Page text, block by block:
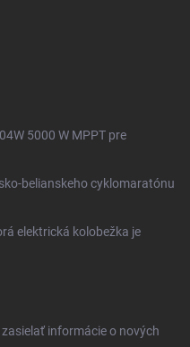
5000 W MPPT pre
belianskeho cyklomaratónu
elektrická kolobežka je
informácie o nových